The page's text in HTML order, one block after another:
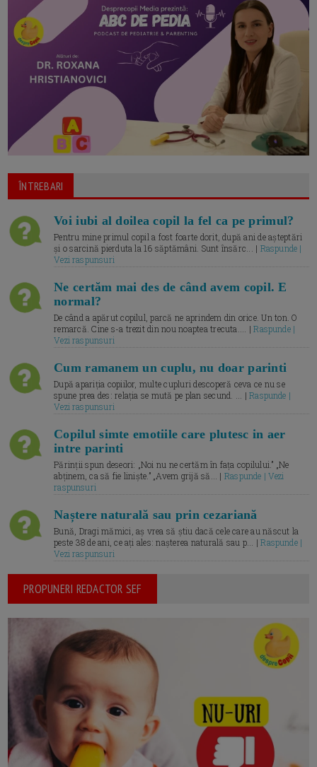
ÎNTREBARI
Voi iubi al doilea copil la fel ca pe primul?
Pentru mine primul copil a fost foarte dorit, după ani de așteptări
și o sarcină pierduta la 16 săptămâni. Sunt însărc... | Raspunde |
Vezi raspunsuri
Ne certăm mai des de când avem copil. E
normal?
De când a apărut copilul, parcă ne aprindem din orice. Un ton. O
remarcă. Cine s-a trezit din nou noaptea trecuta.... |Raspunde |
Vezi raspunsuri
Cum ramanem un cuplu, nu doar parinti
După apariția copiilor, multe cupluri descoperă ceva ce nu se
spune prea des: relația se mută pe plan secund. ... |Raspunde |
Vezi raspunsuri
Copilul simte emotiile care plutesc in aer
intre parinti
Părinții spun deseori: „Noi nu ne certăm în fața copilului.” „Ne
abținem, ca să fie liniște.” „Avem grijă să... | Raspunde | Vezi
raspunsuri
Naștere naturală sau prin cezariană
Bună, Dragi mămici, aș vrea să știu dacă cele care au născut la
peste 38 de ani, ce ați ales: nașterea naturală sau p... |Raspunde |
Vezi raspunsuri
PROPUNERI REDACTOR SEF